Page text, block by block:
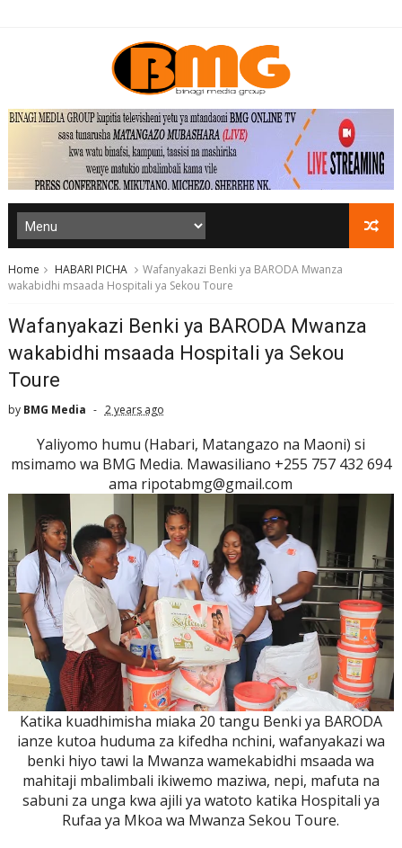
Home HABARI PICHA
Wafanyakazi Benki ya BARODA Mwanza
wakabidhi msaada Hospitali ya Sekou Toure
Wafanyakazi Benki ya BARODA Mwanza
wakabidhi msaada Hospitali ya Sekou
Toure
by BMG Media 2 years ago
Yaliyomo humu (Habari, Matangazo na Maoni) si
msimamo wa BMG Media. Mawasiliano +255 757 432 694
ama ripotabmg@gmail.com
Katika kuadhimisha miaka 20 tangu Benki ya BARODA
ianze kutoa huduma za kifedha nchini, wafanyakazi wa
benki hiyo tawi la Mwanza wamekabidhi msaada wa
mahitaji mbalimbali ikiwemo maziwa, nepi, mafuta na
sabuni za unga kwa ajili ya watoto katika Hospitali ya
Rufaa ya Mkoa wa Mwanza Sekou Toure.